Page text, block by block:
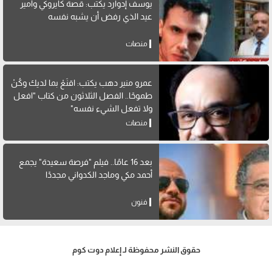
يوسف إدوارد يكتب: قصة كايروكي وأمير
عيد الذي رفض أن يشبه نفسه
منصات
عمرو منير دهب يكتب: اقنَعْ بما لديك وكُنْ
طموحًا.. الفصل الثلاثون من كتاب "افعل
ولا تفعل الشيء نفسه"
منصات
بعد 16 عامًا.. فيلم "فرصة سعيدة" يجمع
أحمد مكي وماجد الكدواني مجددًا
فنون
حقوق النشر محفوظة لـ إعلام دوت كوم